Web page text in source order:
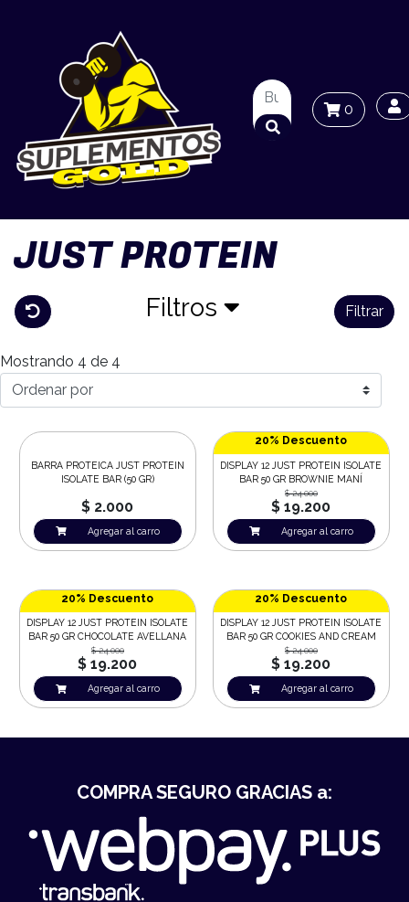
0
JUST PROTEIN
Filtros Filtrar
Mostrando 4 de 4
BARRA PROTEICA JUST PROTEIN
ISOLATE BAR (50 GR)
$ 2.000
Agregar al carro
20% Descuento
DISPLAY 12 JUST PROTEIN ISOLATE
BAR 50 GR BROWNIE MANÍ
$ 24.000
$ 19.200
Agregar al carro
20% Descuento
DISPLAY 12 JUST PROTEIN ISOLATE
BAR 50 GR CHOCOLATE AVELLANA
$ 24.000
$ 19.200
Agregar al carro
20% Descuento
DISPLAY 12 JUST PROTEIN ISOLATE
BAR 50 GR COOKIES AND CREAM
$ 24.000
$ 19.200
Agregar al carro
COMPRA SEGURO GRACIAS a: